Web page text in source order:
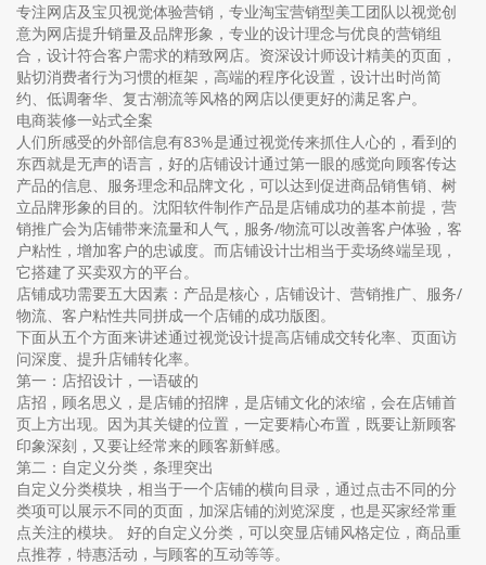
专注网店及宝贝视觉体验营销，专业淘宝营销型美工团队以视觉创
意为网店提升销量及品牌形象，专业的设计理念与优良的营销组
合，设计符合客户需求的精致网店。资深设计师设计精美的页面，
贴切消费者行为习惯的框架，高端的程序化设置，设计出时尚简
约、低调奢华、复古潮流等风格的网店以便更好的满足客户。
电商装修一站式全案
人们所感受的外部信息有83%是通过视觉传来抓住人心的，看到的
东西就是无声的语言，好的店铺设计通过第一眼的感觉向顾客传达
产品的信息、服务理念和品牌文化，可以达到促进商品销售销、树
立品牌形象的目的。沈阳软件制作产品是店铺成功的基本前提，营
销推广会为店铺带来流量和人气，服务/物流可以改善客户体验，客
户粘性，增加客户的忠诚度。而店铺设计岀相当于卖场终端呈现，
它搭建了买卖双方的平台。
店铺成功需要五大因素：产品是核心，店铺设计、营销推广、服务/
物流、客户粘性共同拼成一个店铺的成功版图。
下面从五个方面来讲述通过视觉设计提高店铺成交转化率、页面访
问深度、提升店铺转化率。
第一：店招设计，一语破的
店招，顾名思义，是店铺的招牌，是店铺文化的浓缩，会在店铺首
页上方出现。因为其关键的位置，一定要精心布置，既要让新顾客
印象深刻，又要让经常来的顾客新鲜感。
第二：自定义分类，条理突出
自定义分类模块，相当于一个店铺的横向目录，通过点击不同的分
类项可以展示不同的页面，加深店铺的浏览深度，也是买家经常重
点关注的模块。 好的自定义分类，可以突显店铺风格定位，商品重
点推荐，特惠活动，与顾客的互动等等。